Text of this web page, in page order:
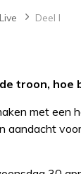
Deel I
troon,
met een
aandacht